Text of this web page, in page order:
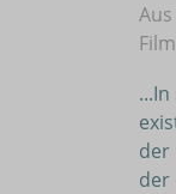
der
der